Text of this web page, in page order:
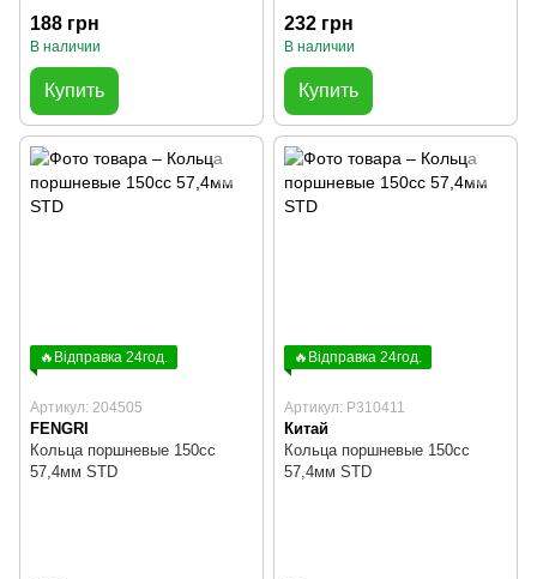
188 грн
В наличии
Купить
232 грн
В наличии
Купить
🔥Відправка 24год.
Артикул: 204505
FENGRI
Кольца поршневые 150cc
57,4мм STD
🔥Відправка 24год.
Артикул: P310411
Китай
Кольца поршневые 150cc
57,4мм STD